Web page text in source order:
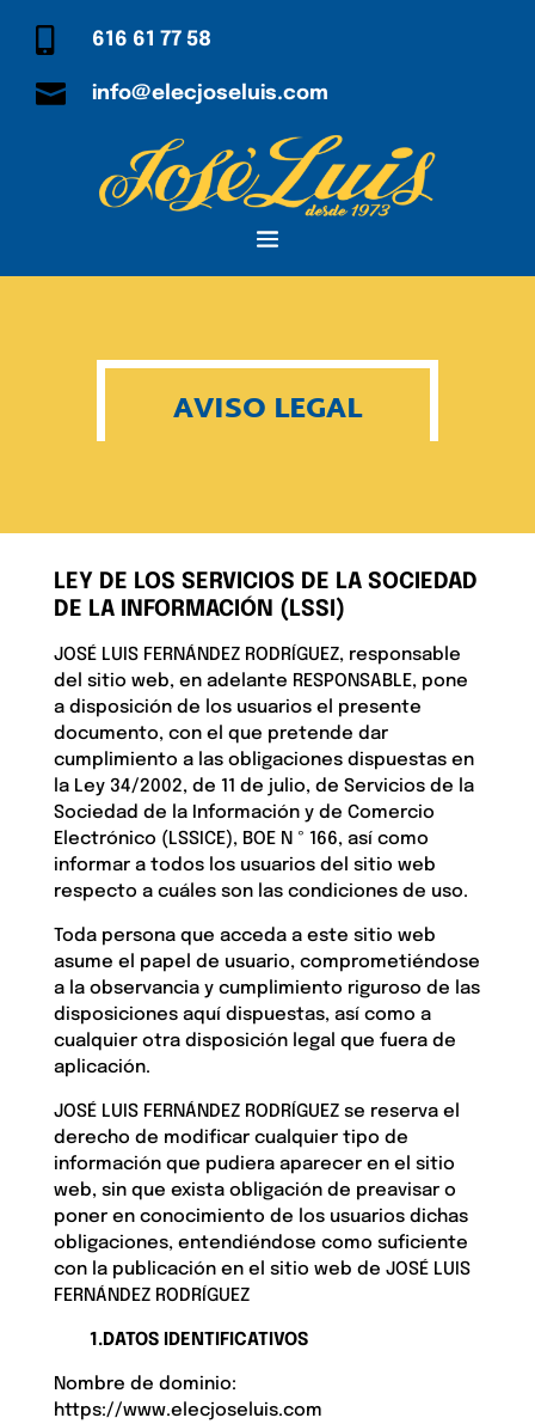
 616 61 77 58
 info@elecjoseluis.com
AVISO LEGAL
LEY DE LOS SERVICIOS DE LA SOCIEDAD
DE LA INFORMACIÓN (LSSI)
JOSÉ LUIS FERNÁNDEZ RODRÍGUEZ, responsable
del sitio web, en adelante RESPONSABLE, pone
a disposición de los usuarios el presente
documento, con el que pretende dar
cumplimiento a las obligaciones dispuestas en
la Ley 34/2002, de 11 de julio, de Servicios de la
Sociedad de la Información y de Comercio
Electrónico (LSSICE), BOE N º 166, así como
informar a todos los usuarios del sitio web
respecto a cuáles son las condiciones de uso.
Toda persona que acceda a este sitio web
asume el papel de usuario, comprometiéndose
a la observancia y cumplimiento riguroso de las
disposiciones aquí dispuestas, así como a
cualquier otra disposición legal que fuera de
aplicación.
JOSÉ LUIS FERNÁNDEZ RODRÍGUEZ se reserva el
derecho de modificar cualquier tipo de
información que pudiera aparecer en el sitio
web, sin que exista obligación de preavisar o
poner en conocimiento de los usuarios dichas
obligaciones, entendiéndose como suficiente
con la publicación en el sitio web de JOSÉ LUIS
FERNÁNDEZ RODRÍGUEZ
1.DATOS IDENTIFICATIVOS
Nombre de dominio:
https://www.elecjoseluis.com